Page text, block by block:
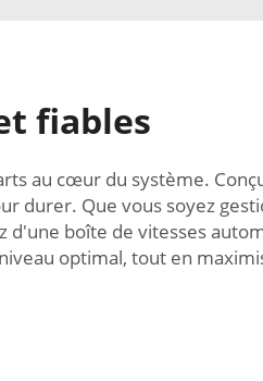
fiables
au cœur du système.
durer. Que vous soyez
boîte de vitesses
optimal, tout en